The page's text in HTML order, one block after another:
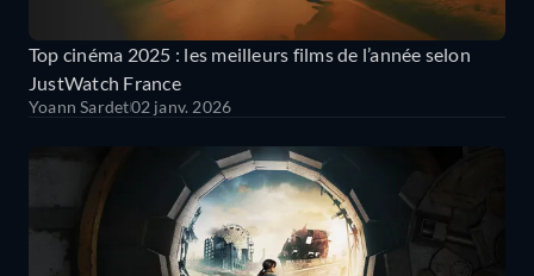
Top cinéma 2025 : les meilleurs films de l’année selon
JustWatch France
Yoann Sardet02 janv. 2026